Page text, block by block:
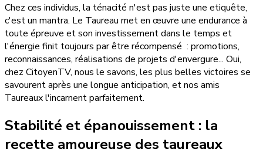
Chez ces individus, la ténacité n'est pas juste une etiquête,
c'est un mantra. Le Taureau met en œuvre une endurance à
toute épreuve et son investissement dans le temps et
l'énergie finit toujours par être récompensé : promotions,
reconnaissances, réalisations de projets d'envergure... Oui,
chez CitoyenTV, nous le savons, les plus belles victoires se
savourent après une longue anticipation, et nos amis
Taureaux l'incarnent parfaitement.
Stabilité et épanouissement : la
recette amoureuse des taureaux